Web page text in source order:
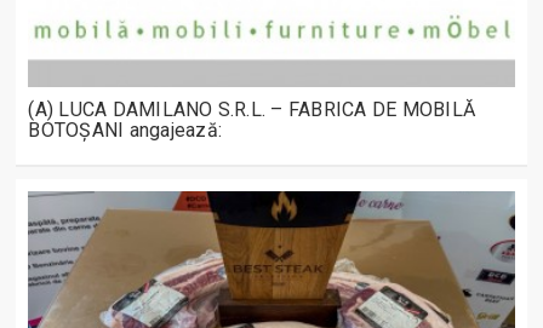
(A) LUCA DAMILANO S.R.L. – FABRICA DE MOBILĂ
BOTOȘANI angajează: